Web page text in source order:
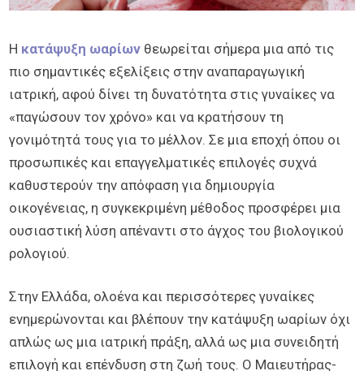
EXPERTS
IVF Experts
Doctors
Κέντρα
Η κατάψυξη ωαρίων θεωρείται σήμερα μια από τις
πιο σημαντικές εξελίξεις στην αναπαραγωγική
ιατρική, αφού δίνει τη δυνατότητα στις γυναίκες να
«παγώσουν τον χρόνο» και να κρατήσουν τη
γονιμότητά τους για το μέλλον. Σε μια εποχή όπου οι
προσωπικές και επαγγελματικές επιλογές συχνά
καθυστερούν την απόφαση για δημιουργία
οικογένειας, η συγκεκριμένη μέθοδος προσφέρει μια
ουσιαστική λύση απέναντι στο άγχος του βιολογικού
ρολογιού.
Στην Ελλάδα, ολοένα και περισσότερες γυναίκες
ενημερώνονται και βλέπουν την κατάψυξη ωαρίων όχι
απλώς ως μια ιατρική πράξη, αλλά ως μια συνειδητή
επιλογή και επένδυση στη ζωή τους. Ο Μαιευτήρας-